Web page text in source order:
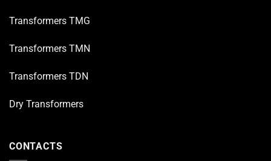
Transformers TMG
Transformers TMN
Transformers TDN
Dry Transformers
CONTACTS